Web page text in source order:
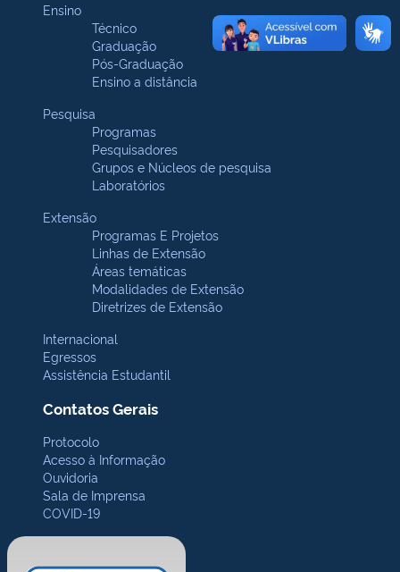
Ensino
Técnico
Graduação
Pós-Graduação
Ensino a distância
Pesquisa
Programas
Pesquisadores
Grupos e Núcleos de pesquisa
Laboratórios
Extensão
Programas E Projetos
Linhas de Extensão
Áreas temáticas
Modalidades de Extensão
Diretrizes de Extensão
Internacional
Egressos
Assistência Estudantil
Contatos Gerais
Protocolo
Acesso à Informação
Ouvidoria
Sala de Imprensa
COVID-19